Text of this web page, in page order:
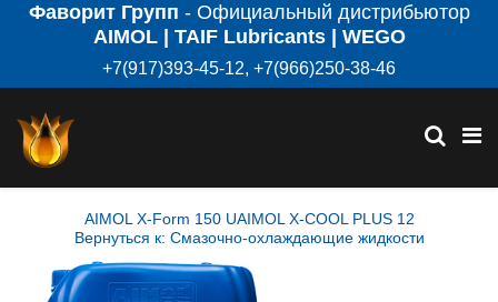
Фаворит Групп - Официальный дистрибьютор
AIMOL | TAIF Lubricants | WEGO
+7(917)393-45-12, +7(966)250-38-46
AIMOL X-Form 150 UAIMOL X-COOL PLUS 12
Вернуться к: Смазочно-охлаждающие жидкости